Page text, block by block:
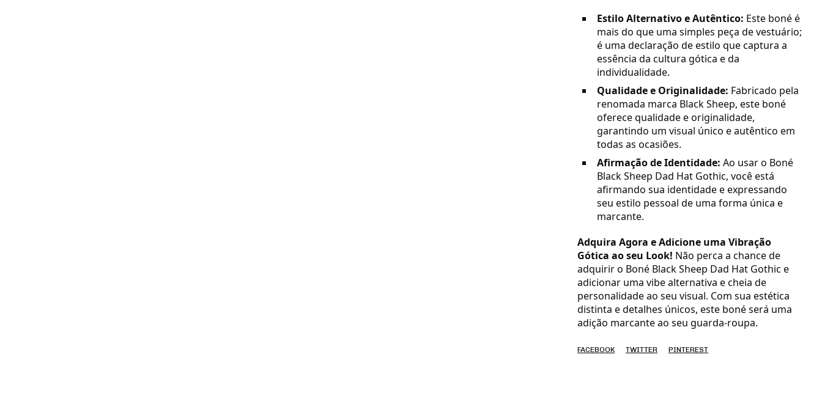
Estilo Alternativo e Autêntico: Este boné é
mais do que uma simples peça de vestuário;
é uma declaração de estilo que captura a
essência da cultura gótica e da
individualidade.
Qualidade e Originalidade: Fabricado pela
renomada marca Black Sheep, este boné
oferece qualidade e originalidade,
garantindo um visual único e autêntico em
todas as ocasiões.
Afirmação de Identidade: Ao usar o Boné
Black Sheep Dad Hat Gothic, você está
afirmando sua identidade e expressando
seu estilo pessoal de uma forma única e
marcante.
Adquira Agora e Adicione uma Vibração
Gótica ao seu Look! Não perca a chance de
adquirir o Boné Black Sheep Dad Hat Gothic e
adicionar uma vibe alternativa e cheia de
personalidade ao seu visual. Com sua estética
distinta e detalhes únicos, este boné será uma
adição marcante ao seu guarda-roupa.
FACEBOOK TWITTER PINTEREST